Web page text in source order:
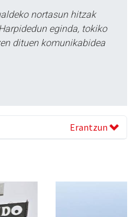
nortasun hitzak
eginda, tokiko
dituen komunikabidea
Erantzun